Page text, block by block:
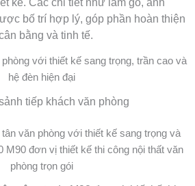
kế. Các chi tiết như lam gỗ, ánh
bố trí hợp lý, góp phần hoàn thiện
bằng và tinh tế.
tiếp khách văn phòng